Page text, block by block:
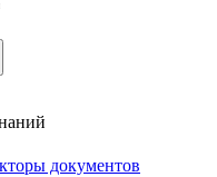
документов